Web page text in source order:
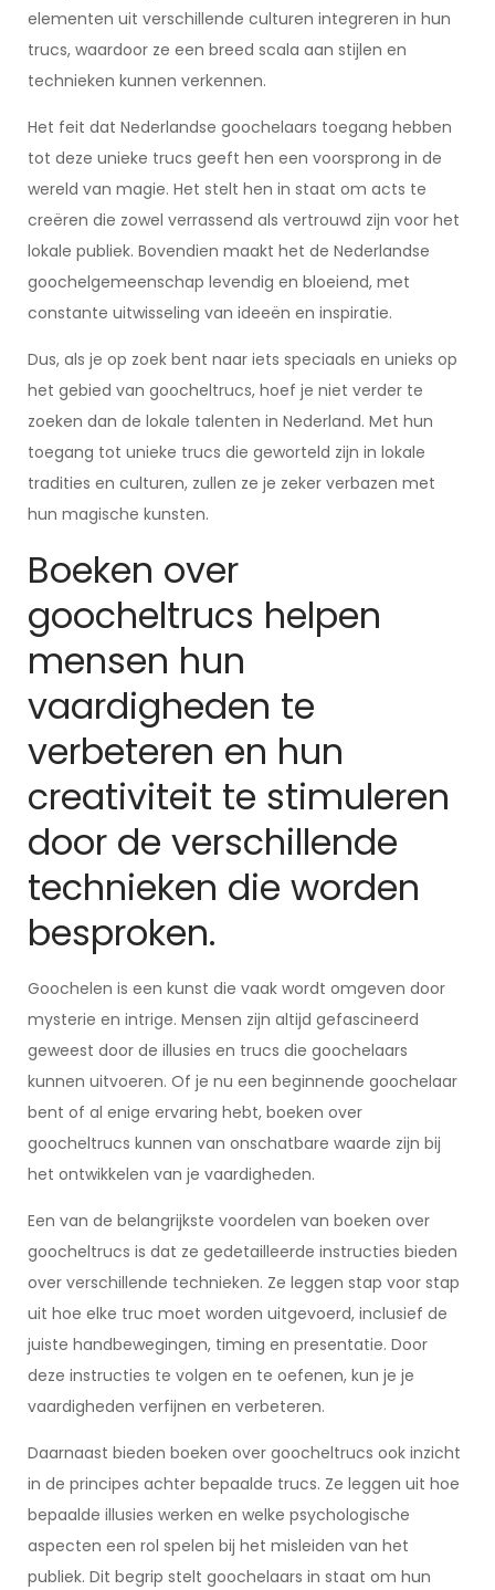
elementen uit verschillende culturen integreren in hun
trucs, waardoor ze een breed scala aan stijlen en
technieken kunnen verkennen.
Het feit dat Nederlandse goochelaars toegang hebben
tot deze unieke trucs geeft hen een voorsprong in de
wereld van magie. Het stelt hen in staat om acts te
creëren die zowel verrassend als vertrouwd zijn voor het
lokale publiek. Bovendien maakt het de Nederlandse
goochelgemeenschap levendig en bloeiend, met
constante uitwisseling van ideeën en inspiratie.
Dus, als je op zoek bent naar iets speciaals en unieks op
het gebied van goocheltrucs, hoef je niet verder te
zoeken dan de lokale talenten in Nederland. Met hun
toegang tot unieke trucs die geworteld zijn in lokale
tradities en culturen, zullen ze je zeker verbazen met
hun magische kunsten.
Boeken over
goocheltrucs helpen
mensen hun
vaardigheden te
verbeteren en hun
creativiteit te stimuleren
door de verschillende
technieken die worden
besproken.
Goochelen is een kunst die vaak wordt omgeven door
mysterie en intrige. Mensen zijn altijd gefascineerd
geweest door de illusies en trucs die goochelaars
kunnen uitvoeren. Of je nu een beginnende goochelaar
bent of al enige ervaring hebt, boeken over
goocheltrucs kunnen van onschatbare waarde zijn bij
het ontwikkelen van je vaardigheden.
Een van de belangrijkste voordelen van boeken over
goocheltrucs is dat ze gedetailleerde instructies bieden
over verschillende technieken. Ze leggen stap voor stap
uit hoe elke truc moet worden uitgevoerd, inclusief de
juiste handbewegingen, timing en presentatie. Door
deze instructies te volgen en te oefenen, kun je je
vaardigheden verfijnen en verbeteren.
Daarnaast bieden boeken over goocheltrucs ook inzicht
in de principes achter bepaalde trucs. Ze leggen uit hoe
bepaalde illusies werken en welke psychologische
aspecten een rol spelen bij het misleiden van het
publiek. Dit begrip stelt goochelaars in staat om hun